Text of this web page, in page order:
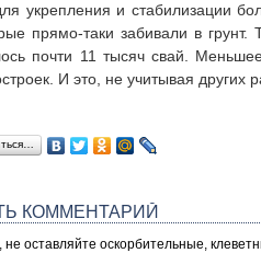
укрепления и стабилизации
прямо-таки забивали в
почти 11 тысяч свай.
И это, не учитывая других
КОММЕНТАРИЙ
не оставляйте оскорбительные,